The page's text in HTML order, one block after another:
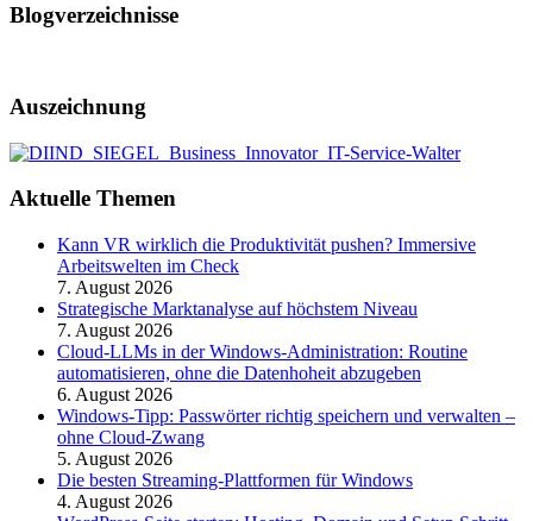
Blogverzeichnisse
Auszeichnung
Aktuelle Themen
Kann VR wirklich die Produktivität pushen? Immersive
Arbeitswelten im Check
7. August 2026
Strategische Marktanalyse auf höchstem Niveau
7. August 2026
Cloud-LLMs in der Windows-Administration: Routine
automatisieren, ohne die Datenhoheit abzugeben
6. August 2026
Windows-Tipp: Passwörter richtig speichern und verwalten –
ohne Cloud-Zwang
5. August 2026
Die besten Streaming-Plattformen für Windows
4. August 2026